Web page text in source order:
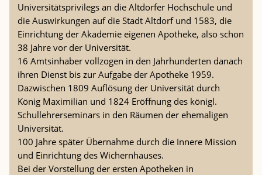
Universitätsprivilegs an die Altdorfer Hochschule und
die Auswirkungen auf die Stadt Altdorf und 1583, die
Einrichtung der Akademie eigenen Apotheke, also schon
38 Jahre vor der Universität.
16 Amtsinhaber vollzogen in den Jahrhunderten danach
ihren Dienst bis zur Aufgabe der Apotheke 1959.
Dazwischen 1809 Auflösung der Universität durch
König Maximilian und 1824 Eröffnung des königl.
Schullehrerseminars in den Räumen der ehemaligen
Universität.
100 Jahre später Übernahme durch die Innere Mission
und Einrichtung des Wichernhauses.
Bei der Vorstellung der ersten Apotheken in